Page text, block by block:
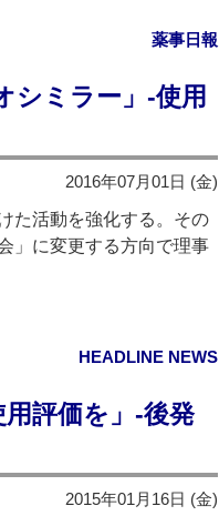
薬事日報
シミラー」‐使用
2016年07月01日 (金)
た活動を強化する。その
」に変更する方向で理事
HEADLINE NEWS
評価を」‐後発
2015年01月16日 (金)